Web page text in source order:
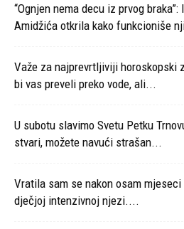
“Ognjen nema decu iz prvog
Amidžića otkrila kako funkcioniše
Važe za najprevrtljiviji horoskopski
bi vas preveli preko vode, ali...
U subotu slavimo Svetu Petku
stvari, možete navući strašan...
Vratila sam se nakon osam
dječjoj intenzivnoj njezi....